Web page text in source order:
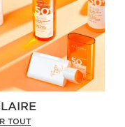
TOUT